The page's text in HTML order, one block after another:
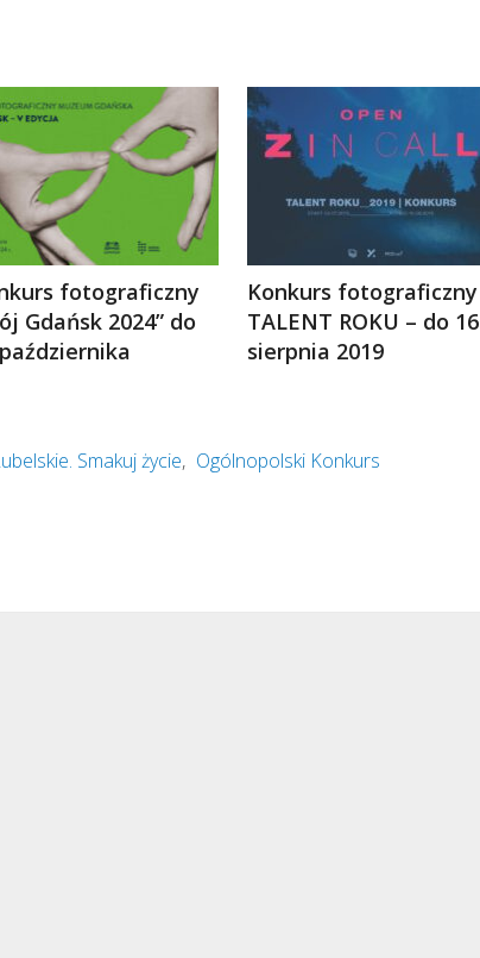
fotograficzny
Gdańsk 2024” do
Konkurs fotograficzny
TALENT ROKU – do 16
sierpnia 2019
Smakuj życie, Ogólnopolski Konkurs